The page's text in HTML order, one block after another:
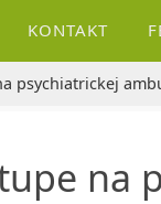
KONTAKT
psychiatrickej
na